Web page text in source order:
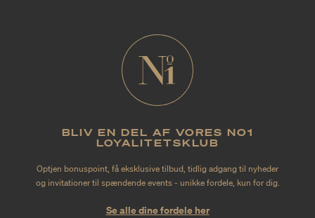
BLIV EN DEL AF VORES NO1
LOYALITETSKLUB
Optjen bonuspoint, få eksklusive tilbud, tidlig adgang til nyheder
og invitationer til spændende events - unikke fordele, kun for dig.
Se alle dine fordele her